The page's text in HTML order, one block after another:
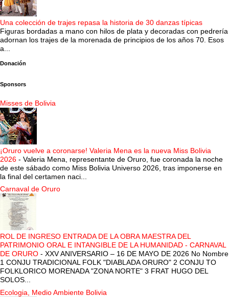
Una colección de trajes repasa la historia de 30 danzas típicas
Figuras bordadas a mano con hilos de plata y decoradas con pedrería
adornan los trajes de la morenada de principios de los años 70. Esos
a...
Donación
Sponsors
Misses de Bolivia
¡Oruro vuelve a coronarse! Valeria Mena es la nueva Miss Bolivia
2026 - Valeria Mena, representante de Oruro, fue coronada la noche
de este sábado como Miss Bolivia Universo 2026, tras imponerse en
la final del certamen naci...
Carnaval de Oruro
ROL DE INGRESO ENTRADA DE LA OBRA MAESTRA DEL
PATRIMONIO ORAL E INTANGIBLE DE LA HUMANIDAD - CARNAVAL
DE ORURO - XXV ANIVERSARIO – 16 DE MAYO DE 2026 No Nombre
1 CONJU TRADICIONAL FOLK "DIABLADA ORURO" 2 CONJU TO
FOLKLORICO MORENADA "ZONA NORTE" 3 FRAT HUGO DEL
SOLOS...
Ecologia, Medio Ambiente Bolivia